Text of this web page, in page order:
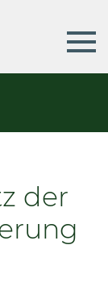
der